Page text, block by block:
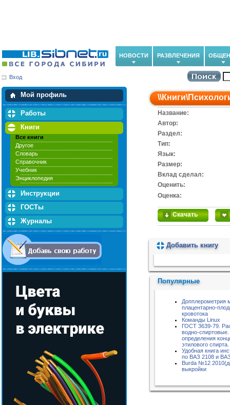
НОВОСТИ РАЗВЛЕЧЕНИЯ
Вход
Мой профиль
Мои закладки
Работы
Книги
Все книги
Другое
Словарь
Справочник
Учебник
Энциклопедия
Инструкции
ГОСТы
Журналы
\\Книги\
Название:
Автор:
Раздел:
Тип:
Язык:
Размер:
Вклад сделал:
Оценить:
Оценка:
Скачать
Добавить книгу
Популярные
Допплерометрия
плацентарно-
кровотока
Команды Linux
ГОСТ 3639-79.
водно-
определения
этилового спирта.
Удобная книга
по ВАЗ 2108 и
Burda №12
выкройки